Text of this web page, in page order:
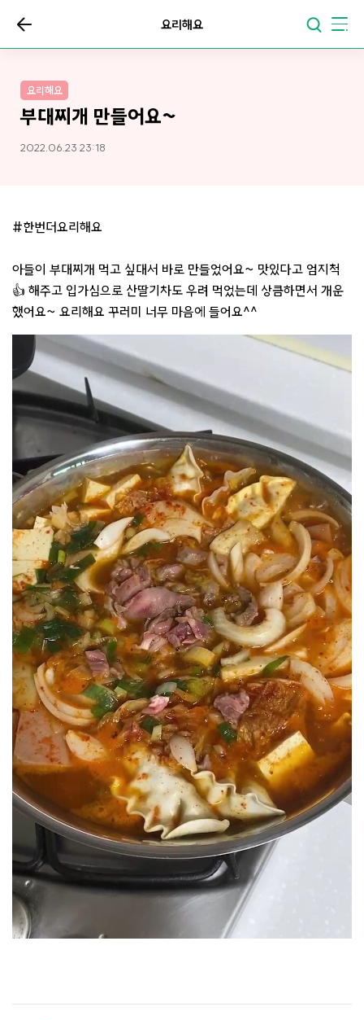
요리해요
요리해요
부대찌개 만들어요~
2022.06.23 23:18
#한번더요리해요
아들이 부대찌개 먹고 싶대서 바로 만들었어요~ 맛있다고 엄지척
👍 해주고 입가심으로 산딸기차도 우려 먹었는데 상큼하면서 개운
했어요~ 요리해요 꾸러미 너무 마음에 들어요^^